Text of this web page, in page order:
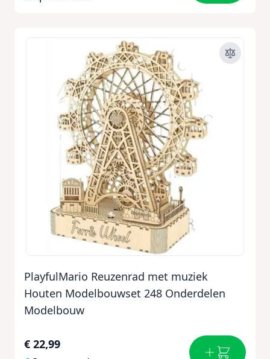
PlayfulMario Reuzenrad met muziek
Houten Modelbouwset 248 Onderdelen
Modelbouw
€ 22,99